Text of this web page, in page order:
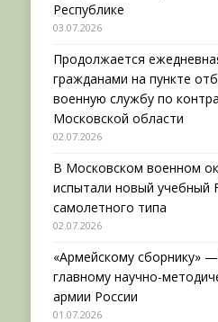
Республике
03.07.2026
Продолжается
гражданами на пункте
военную службу по
Московской области
02.07.2026
В Московском военном
испытали новый учебный
самолетного типа
02.07.2026
«Армейскому сборнику»
главному научно-
армии России
01.07.2026